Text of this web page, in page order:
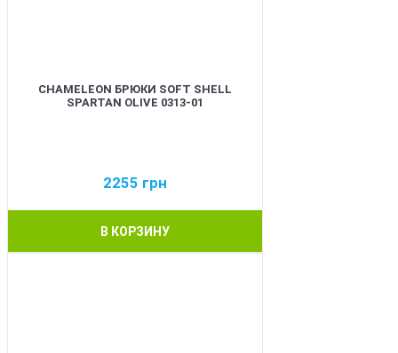
CHAMELEON БРЮКИ SOFT SHELL
SPARTAN OLIVE 0313-01
2255 грн
В КОРЗИНУ